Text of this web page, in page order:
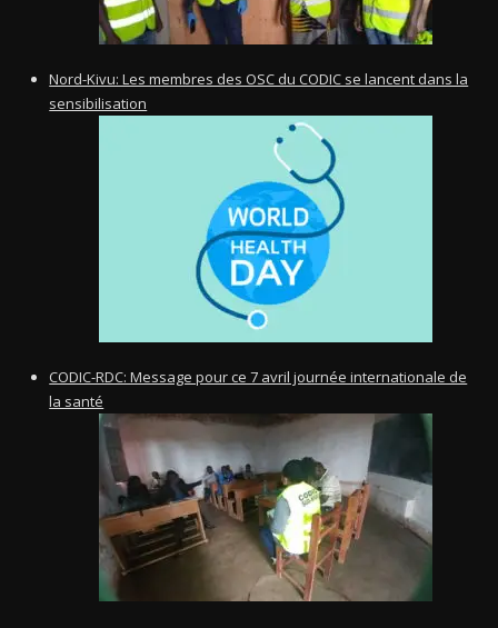
Nord-Kivu: Les membres des OSC du CODIC se lancent dans la
sensibilisation
CODIC-RDC: Message pour ce 7 avril journée internationale de
la santé